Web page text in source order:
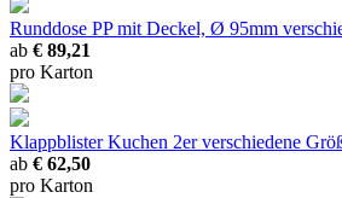
Runddose PP mit Deckel, Ø 95mm
ab € 89,21
pro Karton
Klappblister Kuchen 2erverschiedene
ab € 62,50
pro Karton